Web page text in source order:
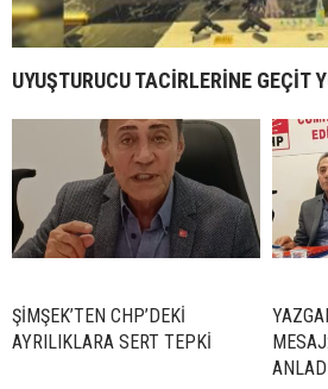
UYUŞTURUCU TACİRLERİNE GEÇİT
ŞİMŞEK’TEN CHP’DEKİ
AYRILIKLARA SERT TEPKİ